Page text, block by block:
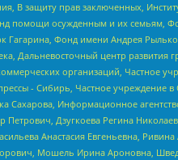
В защиту прав заключенных,
помощи осужденным и их семьям,
Гагарина, Фонд имени Андрея
Дальневосточный центр
организаций, Частное
- Сибирь, Частное
Сахарова, Информационное
Петрович, Дзугкоева Регина
Анастасия Евгеньевна,
Мошель Ирина Ароновна,